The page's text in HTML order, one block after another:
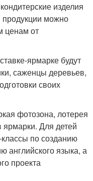
изделия
можно
ценам от
ярмарке будут
саженцы деревьев,
своих
фотозона, лотерея
ярмарки. Для детей
по созданию
английского языка, а
проекта